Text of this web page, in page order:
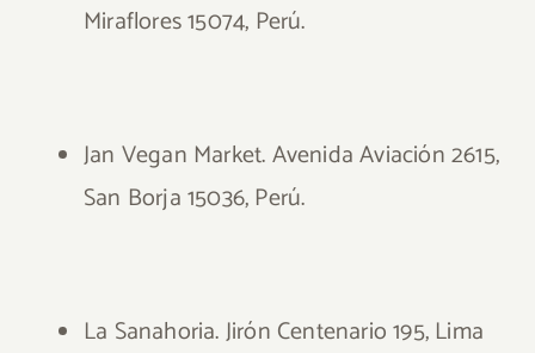
Miraflores 15074, Perú.
Jan Vegan Market. Avenida Aviación 2615,
San Borja 15036, Perú.
La Sanahoria. Jirón Centenario 195, Lima